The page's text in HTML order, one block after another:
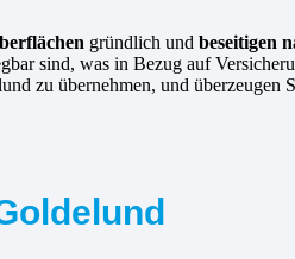
gründlich und beseitigen
sind, was in Bezug auf
zu übernehmen, und überzeugen